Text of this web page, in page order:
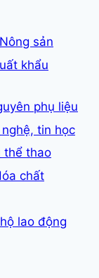
Nông sản
khẩu
phụ liệu
tin học
thể thao
chất
lao động